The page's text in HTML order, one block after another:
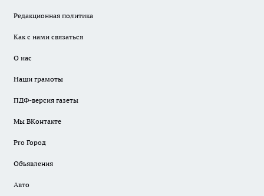
Редакционная политика
Как с нами связаться
О нас
Наши грамоты
ПДФ-версия газеты
Мы ВКонтакте
Pro Город
Объявления
Авто